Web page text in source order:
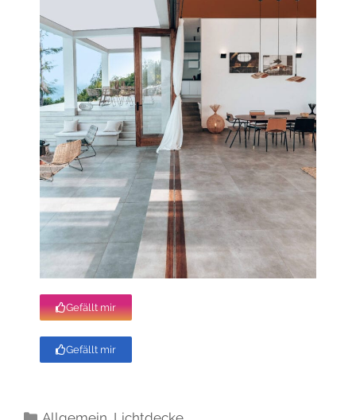
Gefällt mir
Gefällt mir